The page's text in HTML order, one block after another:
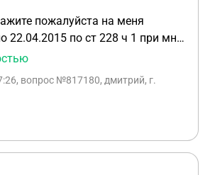
пожалуйста на меня
22.04.2015 по ст 228 ч 1 при мне
рассматривается в
99-01г.г у меня есть сын 1.5
дня победы,если нет какова
наказания?
, вопрос №817180, дмитрий, г.